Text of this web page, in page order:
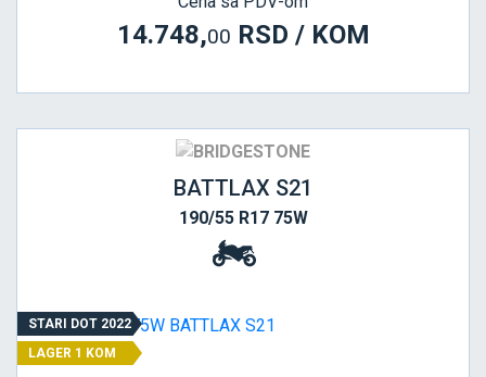
14.748,00 RSD / KOM
BATTLAX S21
190/55 R17 75W
STARI DOT 2022
LAGER 1 KOM